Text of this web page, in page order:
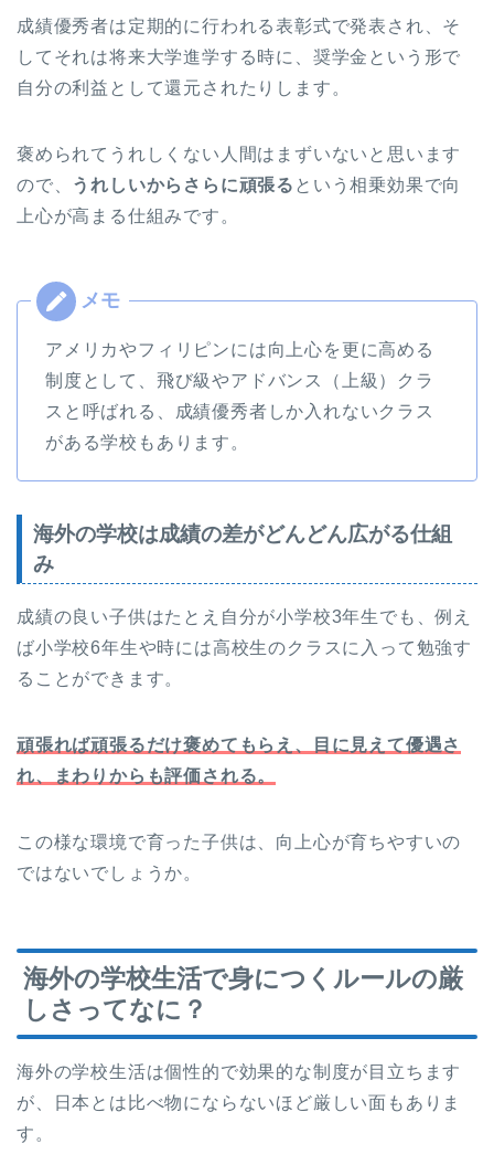
成績優秀者は定期的に行われる表彰式で発表され、そ
してそれは将来大学進学する時に、奨学金という形で
自分の利益として還元されたりします。
褒められてうれしくない人間はまずいないと思います
ので、 うれしいからさらに頑張る という相乗効果で向
上心が高まる仕組みです。
アメリカやフィリピンには向上心を更に高める
制度として、飛び級やアドバンス（上級）クラ
スと呼ばれる、成績優秀者しか入れないクラス
がある学校もあります。
海外の学校は成績の差がどんどん広がる仕組
み
成績の良い子供はたとえ自分が小学校3年生でも、例え
ば小学校6年生や時には高校生のクラスに入って勉強す
ることができます。
頑張れば頑張るだけ褒めてもらえ、目に見えて優遇さ
れ、まわりからも評価される。
この様な環境で育った子供は、向上心が育ちやすいの
ではないでしょうか。
海外の学校生活で身につくルールの厳
しさってなに？
海外の学校生活は個性的で効果的な制度が目立ちます
が、日本とは比べ物にならないほど厳しい面もありま
す。